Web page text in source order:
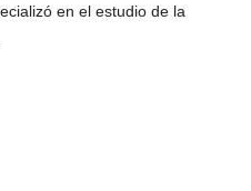
en el estudio de la